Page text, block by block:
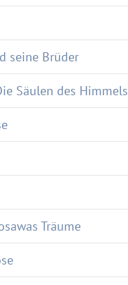
seine Brüder
Säulen des Himmels
Träume